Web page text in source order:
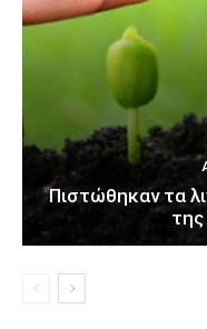
Πιστώθηκαν τα